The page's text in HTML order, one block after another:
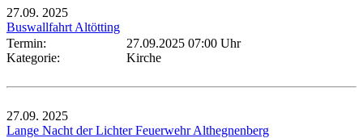
27.09. 2025
Buswallfahrt Altötting
Termin:
27.09.2025 07:00 Uhr
Kategorie:
Kirche
27.09. 2025
Lange Nacht der Lichter Feuerwehr Althegnenberg